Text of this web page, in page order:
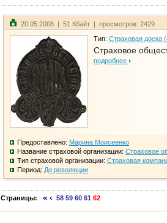
20.05.2008 | 51 Кбайт | просмотров: 2429
Тип: Страховая доска
Страховое
подробнее
Предоставлено: Марина Моисеенко
Название страховой организации: Страховое
Тип страховой организации: Страховая
Период: До революции
Страницы: 58 59 60 61 62